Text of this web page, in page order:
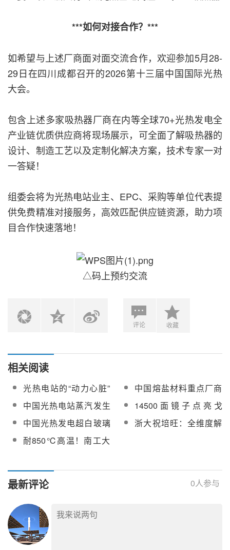
***如何对接合作？***
如希望与上述厂商面对面交流合作，欢迎参加5月28-
29日在四川成都召开的2026第十三届中国国际光热
大会。
包含上述多家吸热器厂商在内等全球70+光热发电全
产业链优质供应商将现场展示，可全面了解吸热器的
设计、制造工艺以及定制化解决方案，技术专家一对
一答疑！
组委会将为光热电站业主、EPC、采购等单位代表提
供免费精准对接服务，高效匹配供应链资源，助力项
目合作快速落地！
△码上预约交流
评论 收藏
相关阅读
光热电站的“动力心脏”
——熔盐泵【附重点厂
商名录及业绩】
中国熔盐材料重点厂商
名录【附项目业绩】
中国光热电站蒸汽发生
系统重点厂商名录【附
项目业绩】
14500面镜子点亮戈
壁！哈密超级光热电站
年发2亿度清洁电
中国光热发电超白玻璃
重点厂商名录【含业
绩】
浙大祝培旺：全维度解
耐850℃高温！南工大
最新评论 0人参与